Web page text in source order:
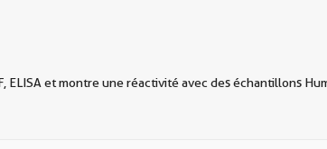
ELISA et montre une réactivité avec des échantillons